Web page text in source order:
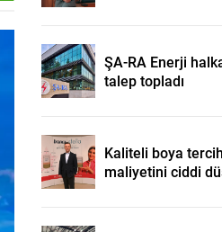
ŞA-RA Enerji
talep topladı
Kaliteli boya
maliyetini ciddi